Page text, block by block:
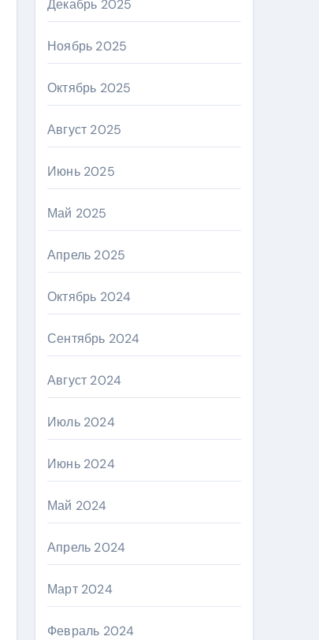
Декабрь 2025
Ноябрь 2025
Октябрь 2025
Август 2025
Июнь 2025
Май 2025
Апрель 2025
Октябрь 2024
Сентябрь 2024
Август 2024
Июль 2024
Июнь 2024
Май 2024
Апрель 2024
Март 2024
Февраль 2024